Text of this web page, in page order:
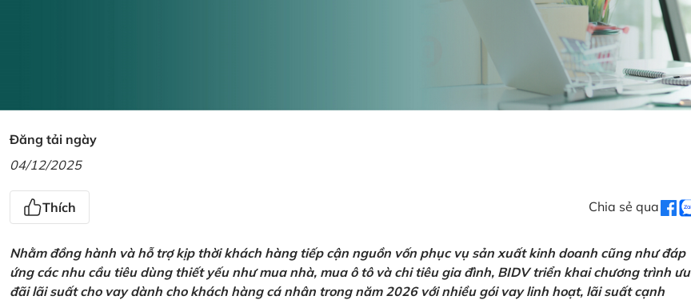
Đăng tải ngày
04/12/2025
Thích Chia sẻ qua
Nhằm đồng hành và hỗ trợ kịp thời khách hàng tiếp cận nguồn vốn phục vụ sản xuất kinh doanh cũng như đáp
ứng các nhu cầu tiêu dùng thiết yếu như mua nhà, mua ô tô và chi tiêu gia đình, BIDV triển khai chương trình ưu
đãi lãi suất cho vay dành cho khách hàng cá nhân trong năm 2026 với nhiều gói vay linh hoạt, lãi suất cạnh